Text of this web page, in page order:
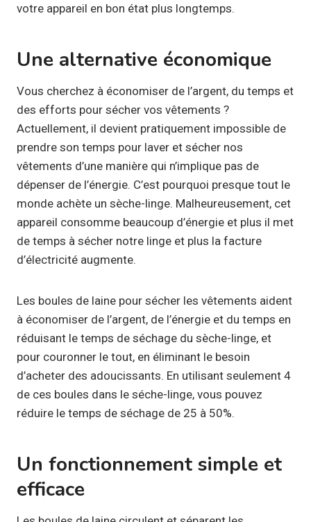
votre appareil en bon état plus longtemps.
Une alternative économique
Vous cherchez à économiser de l’argent, du temps et
des efforts pour sécher vos vêtements ?
Actuellement, il devient pratiquement impossible de
prendre son temps pour laver et sécher nos
vêtements d’une manière qui n’implique pas de
dépenser de l’énergie. C’est pourquoi presque tout le
monde achète un sèche-linge. Malheureusement, cet
appareil consomme beaucoup d’énergie et plus il met
de temps à sécher notre linge et plus la facture
d’électricité augmente.
Les boules de laine pour sécher les vêtements aident
à économiser de l’argent, de l’énergie et du temps en
réduisant le temps de séchage du sèche-linge, et
pour couronner le tout, en éliminant le besoin
d’acheter des adoucissants. En utilisant seulement 4
de ces boules dans le séche-linge, vous pouvez
réduire le temps de séchage de 25 à 50%.
Un fonctionnement simple et
efficace